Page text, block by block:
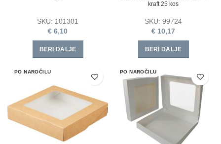
SKU: 101301
€ 6,10
BERI DALJE
kraft 25 kos
SKU: 99724
€ 10,17
BERI DALJE
PO NAROČILU PO NAROČILU